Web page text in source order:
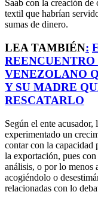
Saab con la creación de
textil que habrían
sumas de dinero.
LEA TAMBIÉN:
VENEZOLANO
Y SU MADRE
RESCATARLO
Según el ente acusador,
experimentado un
contar con la capacidad
la exportación, pues
análisis, o por lo menos
acogiéndolo o
relacionadas con lo